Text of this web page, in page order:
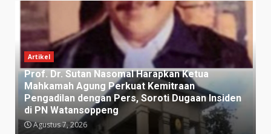
Artikel
Prof. Dr. Sutan Nasomal Harapkan Ketua
Mahkamah Agung Perkuat Kemitraan
Pengadilan dengan Pers, Soroti Dugaan Insiden
di PN Watansoppeng
Agustus 7, 2026